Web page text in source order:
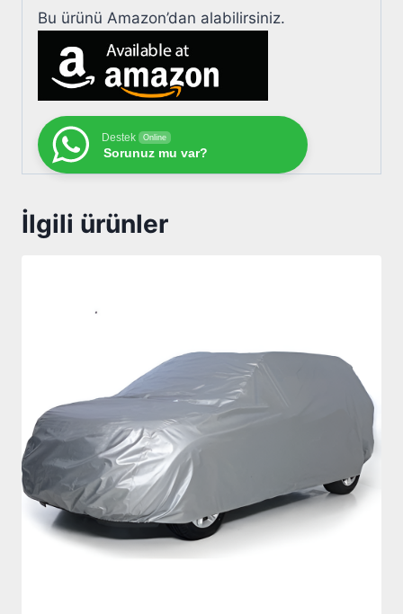
Bu ürünü Amazon’dan alabilirsiniz.
Destek Online
Sorunuz mu var?
İlgili ürünler